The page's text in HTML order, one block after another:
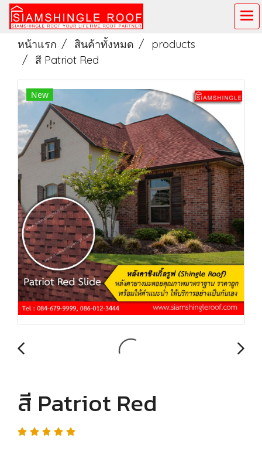
หน้าแรก สินค้าทั้งหมด
products
สี Patriot Red
New
สี Patriot Red